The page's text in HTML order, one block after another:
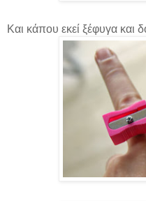
Και κάπου εκεί ξέφυγα και